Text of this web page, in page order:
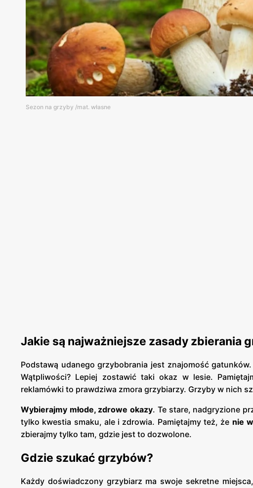
Sezon na grzyby /mat. własne
Jakie są najważniejsze zasady zbierania
Podstawą udanego grzybobrania jest znajomość gatunków.
Wątpliwości? Lepiej zostawić taki okaz w lesie.
reklamówki to prawdziwa zmora grzybiarzy. Grzyby w nich
Wybierajmy młode, zdrowe okazy. Te stare, nadgryzione
tylko kwestia smaku, ale i zdrowia. Pamiętajmy też, że nie
zbierajmy tylko tam, gdzie jest to dozwolone.
Gdzie szukać grzybów?
Każdy doświadczony grzybiarz ma swoje sekretne